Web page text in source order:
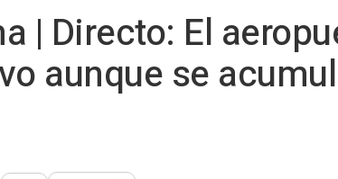
| Directo: El
aunque se